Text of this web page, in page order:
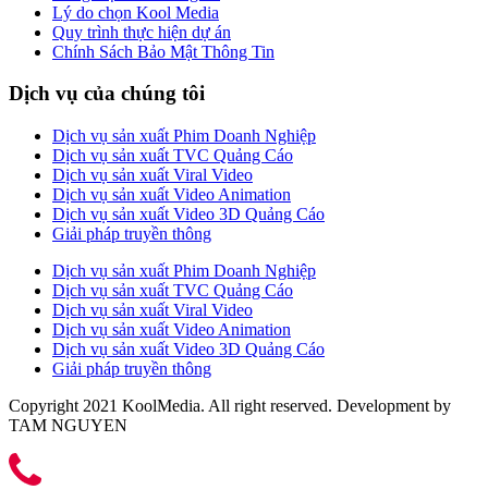
Lý do chọn Kool Media
Quy trình thực hiện dự án
Chính Sách Bảo Mật Thông Tin
Dịch vụ của chúng tôi
Dịch vụ sản xuất Phim Doanh Nghiệp
Dịch vụ sản xuất TVC Quảng Cáo
Dịch vụ sản xuất Viral Video
Dịch vụ sản xuất Video Animation
Dịch vụ sản xuất Video 3D Quảng Cáo
Giải pháp truyền thông
Dịch vụ sản xuất Phim Doanh Nghiệp
Dịch vụ sản xuất TVC Quảng Cáo
Dịch vụ sản xuất Viral Video
Dịch vụ sản xuất Video Animation
Dịch vụ sản xuất Video 3D Quảng Cáo
Giải pháp truyền thông
Copyright 2021 KoolMedia. All right reserved. Development by
TAM NGUYEN